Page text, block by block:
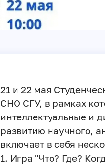
21 и 22 мая
СНО СГУ, в рамках
интеллектуальные и
развитию научного,
включает в себя
1. Игра "Что? Где?